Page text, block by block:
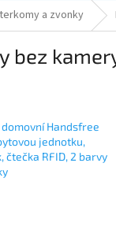
a zvonky
bez
domovní Handsfree
jednotku,
čtečka RFID, 2 barvy